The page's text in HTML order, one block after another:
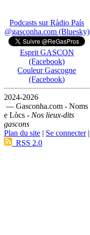
Podcasts sur Ràdio País
@gasconha.com (Bluesky)
Esprit GASCON
(Facebook)
Couleur Gascogne
(Facebook)
2024-2026
— Gasconha.com - Noms
e Lòcs - Nos lieux-dits
gascons
Plan du site | Se connecter|
RSS 2.0